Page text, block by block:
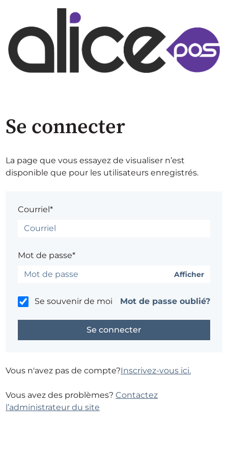
Se connecter
La page que vous essayez de visualiser n’est
disponible que pour les utilisateurs enregistrés.
Courriel*
Mot de passe*
Afficher
Se souvenir de moi Mot de passe oublié?
Vous n'avez pas de compte?Inscrivez-vous ici.
Vous avez des problèmes?Contactez
l’administrateur du site